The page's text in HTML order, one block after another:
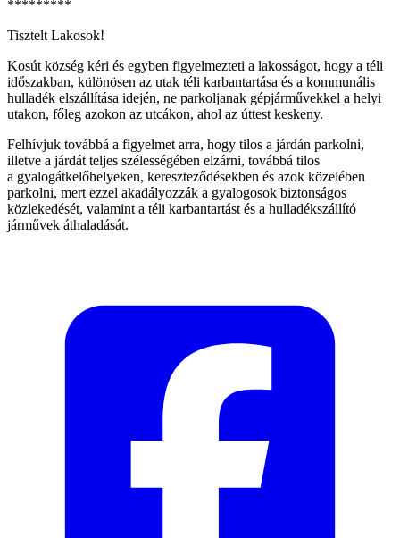
*********
Tisztelt Lakosok!
Kosút község kéri és egyben figyelmezteti a lakosságot, hogy a téli
időszakban, különösen az utak téli karbantartása és a kommunális
hulladék elszállítása idején, ne parkoljanak gépjárművekkel a helyi
utakon, főleg azokon az utcákon, ahol az úttest keskeny.
Felhívjuk továbbá a figyelmet arra, hogy tilos a járdán parkolni,
illetve a járdát teljes szélességében elzárni, továbbá tilos
a gyalogátkelőhelyeken, kereszteződésekben és azok közelében
parkolni, mert ezzel akadályozzák a gyalogosok biztonságos
közlekedését, valamint a téli karbantartást és a hulladékszállító
járművek áthaladását.